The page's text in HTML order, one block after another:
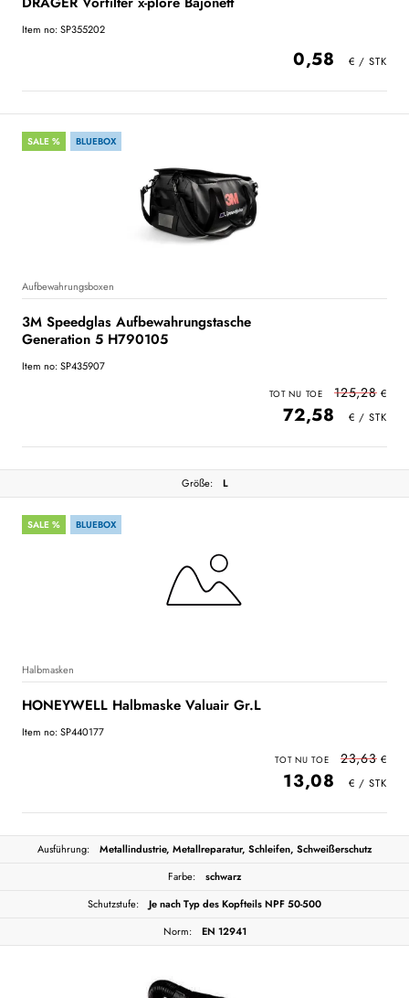
Item no: SP355202
0,58
SALE % BLUEBOX
Aufbewahrungsboxen
3M Speedglas Aufbewahrungstasche
Generation 5 H790105
Item no: SP435907
125,28
72,58
Größe: L
SALE % BLUEBOX
Halbmasken
HONEYWELL Halbmaske Valuair Gr.L
Item no: SP440177
23,63
13,08
Ausführung:
Metallindustrie, Metallreparatur, Schleifen, Schweißerschutz
Farbe:
schwarz
Schutzstufe:
Je nach Typ des Kopfteils NPF 50-500
Norm:
EN 12941